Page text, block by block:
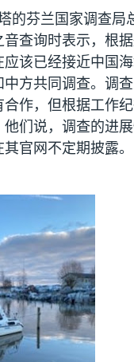
的芬兰国家调查局
音查询时表示，根
该已经接近中国
中方共同调查。调
作，但根据工作
他们说，调查的进
官网不定期披露。